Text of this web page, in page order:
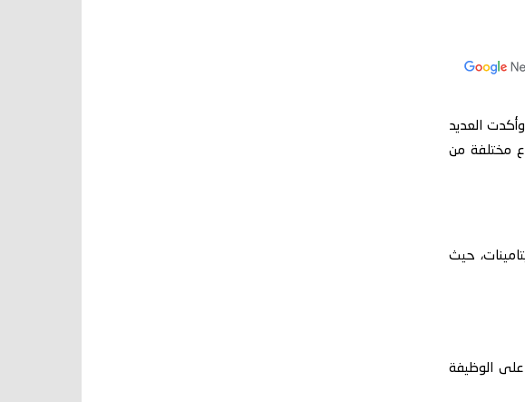
العديد
خطر الإصابة بأنواع مختلفة من
حيث
على الوظيفة